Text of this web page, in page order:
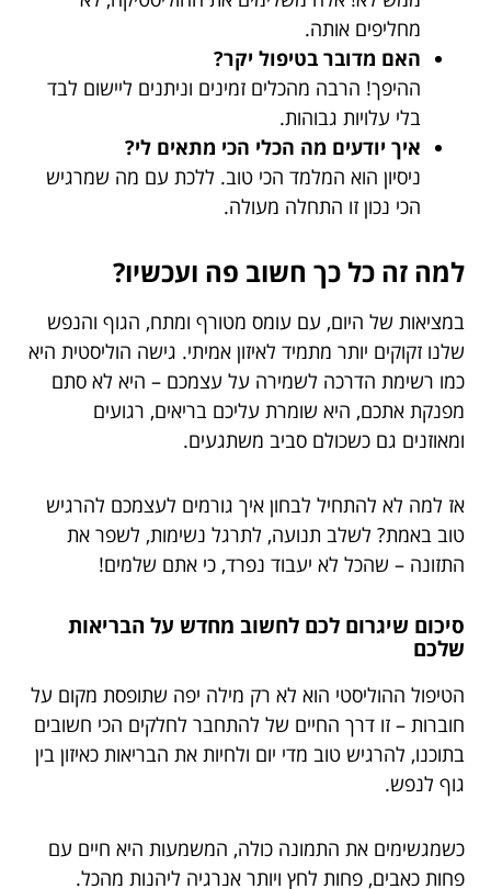
מחליפים אותה.
האם מדובר בטיפול יקר?
ההיפך! הרבה מהכלים זמינים וניתנים ליישום לבד
בלי עלויות גבוהות.
איך יודעים מה הכלי הכי מתאים לי?
ניסיון הוא המלמד הכי טוב. ללכת עם מה שמרגיש
הכי נכון זו התחלה מעולה.
למה זה כל כך חשוב פה ועכשיו?
במציאות של היום, עם עומס מטורף ומתח, הגוף והנפש
שלנו זקוקים יותר מתמיד לאיזון אמיתי. גישה הוליסטית היא
כמו רשימת הדרכה לשמירה על עצמכם – היא לא סתם
מפנקת אתכם, היא שומרת עליכם בריאים, רגועים
ומאוזנים גם כשכולם סביב משתגעים.
אז למה לא להתחיל לבחון איך גורמים לעצמכם להרגיש
טוב באמת? לשלב תנועה, לתרגל נשימות, לשפר את
התזונה – שהכל לא יעבוד נפרד, כי אתם שלמים!
סיכום שיגרום לכם לחשוב מחדש על הבריאות
שלכם
הטיפול ההוליסטי הוא לא רק מילה יפה שתופסת מקום על
חוברות – זו דרך החיים של להתחבר לחלקים הכי חשובים
בתוכנו, להרגיש טוב מדי יום ולחיות את הבריאות כאיזון בין
גוף לנפש.
כשמגשימים את התמונה כולה, המשמעות היא חיים עם
פחות כאבים, פחות לחץ ויותר אנרגיה ליהנות מהכל.